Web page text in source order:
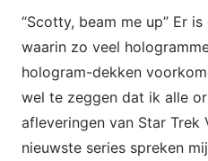
“Scotty, beam me up” Er
waarin zo veel
hologram-dekken
wel te zeggen dat ik alle
afleveringen van Star Trek
nieuwste series spreken